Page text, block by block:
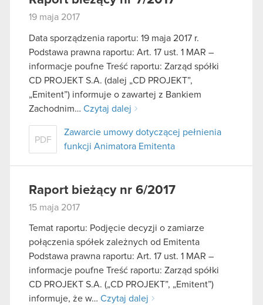
19 maja 2017
Data sporządzenia raportu: 19 maja 2017 r.
Podstawa prawna raportu: Art. 17 ust. 1 MAR –
informacje poufne Treść raportu: Zarząd spółki
CD PROJEKT S.A. (dalej „CD PROJEKT”,
„Emitent”) informuje o zawartej z Bankiem
Zachodnim… Czytaj dalej
PDF
Zawarcie umowy dotyczącej pełnienia
funkcji Animatora Emitenta
Raport bieżący nr 6/2017
15 maja 2017
Temat raportu: Podjęcie decyzji o zamiarze
połączenia spółek zależnych od Emitenta
Podstawa prawna raportu: Art. 17 ust. 1 MAR –
informacje poufne Treść raportu: Zarząd spółki
CD PROJEKT S.A. („CD PROJEKT”, „Emitent”)
informuje, że w… Czytaj dalej